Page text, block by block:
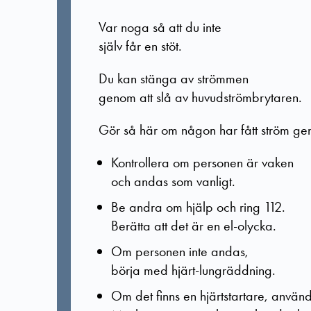
Var noga så att du inte
själv får en stöt.
Du kan stänga av strömmen
genom att slå av huvudströmbrytaren.
Gör så här om någon har fått ström
Kontrollera om personen är vaken
och andas som vanligt.
Be andra om hjälp och ring 112.
Berätta att det är en el-olycka.
Om personen inte andas,
börja med hjärt-lungräddning.
Om det finns en hjärtstartare,